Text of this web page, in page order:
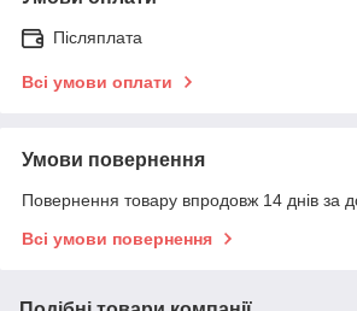
Післяплата
Всі умови оплати
Умови повернення
Повернення товару впродовж 14 днів за
Всі умови повернення